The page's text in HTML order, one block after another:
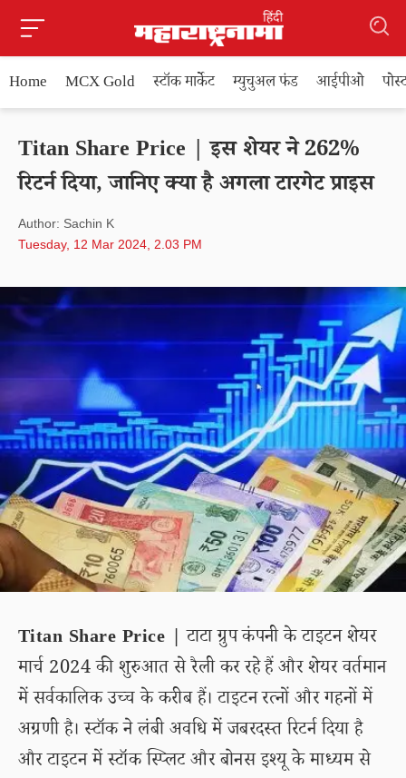
Home MCX Gold स्टॉक मार्केट म्युचुअल फंड आईपीओ
Titan Share Price | इस शेयर ने 262%
रिटर्न दिया, जानिए क्या है अगला टारगेट प्राइस
Author: Sachin K
Tuesday, 12 Mar 2024, 2.03 PM
Titan Share Price | टाटा ग्रुप कंपनी के टाइटन शेयर
मार्च 2024 की शुरुआत से रैली कर रहे हैं और शेयर वर्तमान
में सर्वकालिक उच्च के करीब हैं। टाइटन रत्नों और गहनों में
अग्रणी है। स्टॉक ने लंबी अवधि में जबरदस्त रिटर्न दिया है
और टाइटन में स्टॉक स्प्लिट और बोनस इश्यू के माध्यम से